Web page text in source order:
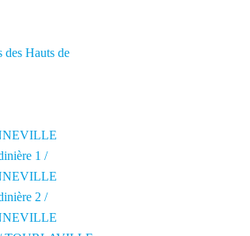
des Hauts de
1 /
2 /